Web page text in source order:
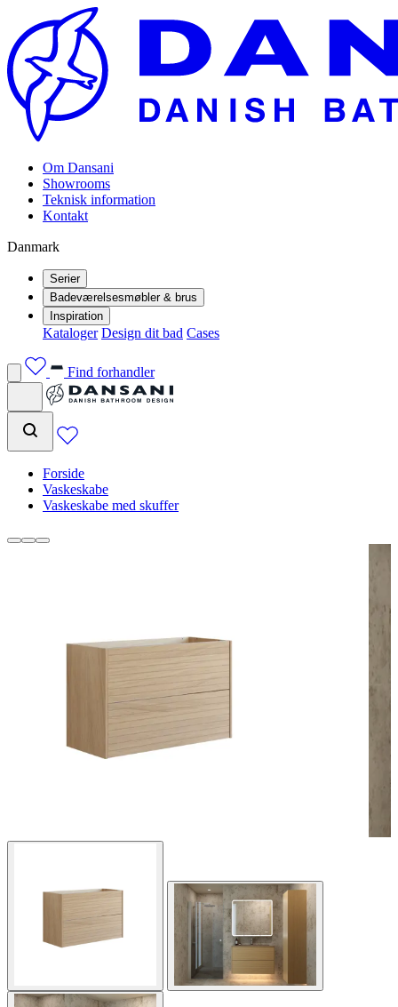
Om Dansani
Showrooms
Teknisk information
Kontakt
Danmark
Serier
Badeværelsesmøbler & brus
Inspiration
Kataloger Design dit bad Cases
Find forhandler
Forside
Vaskeskabe
Vaskeskabe med skuffer